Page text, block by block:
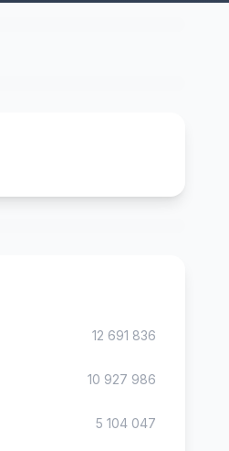
12 691 836
10 927 986
5 104 047